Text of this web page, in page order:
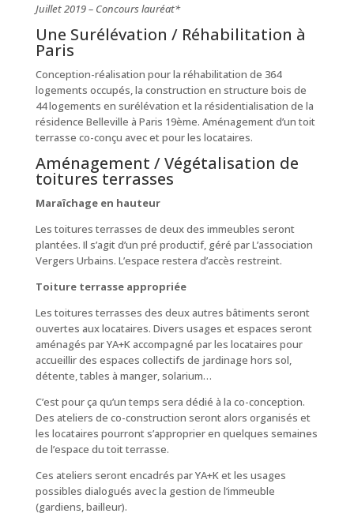
Juillet 2019 – Concours lauréat*
Une Surélévation / Réhabilitation à
Paris
Conception-réalisation pour la réhabilitation de 364
logements occupés, la construction en structure bois de
44 logements en surélévation et la résidentialisation de la
résidence Belleville à Paris 19ème. Aménagement d’un toit
terrasse co-conçu avec et pour les locataires.
Aménagement / Végétalisation de
toitures terrasses
Maraîchage en hauteur
Les toitures terrasses de deux des immeubles seront
plantées. Il s’agit d’un pré productif, géré par L’association
Vergers Urbains. L’espace restera d’accès restreint.
Toiture terrasse appropriée
Les toitures terrasses des deux autres bâtiments seront
ouvertes aux locataires. Divers usages et espaces seront
aménagés par YA+K accompagné par les locataires pour
accueillir des espaces collectifs de jardinage hors sol,
détente, tables à manger, solarium…
C’est pour ça qu’un temps sera dédié à la co-conception.
Des ateliers de co-construction seront alors organisés et
les locataires pourront s’approprier en quelques semaines
de l’espace du toit terrasse.
Ces ateliers seront encadrés par YA+K et les usages
possibles dialogués avec la gestion de l’immeuble
(gardiens, bailleur).